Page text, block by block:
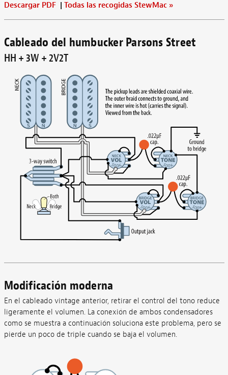
Descargar PDF| Todas las recogidas StewMac »
Cableado del humbucker Parsons Street
HH + 3W + 2V2T
Modificación moderna
En el cableado vintage anterior, retirar el control del tono reduce
ligeramente el volumen. La conexión de ambos condensadores
como se muestra a continuación soluciona este problema, pero se
pierde un poco de triple cuando se baja el volumen.